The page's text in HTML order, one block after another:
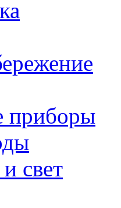
приборы
свет